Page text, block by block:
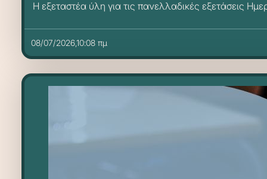
Η εξεταστέα ύλη για τις πανελλαδικές εξετάσεις
08/07/2026,10:08 πμ